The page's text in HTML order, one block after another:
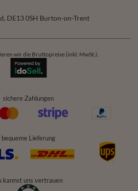
, DE13 0SH Burton-on-Trent
wir die Bruttopreise (inkl. MwSt.).
sichere Zahlungen
bequeme Lieferung
kannst uns vertrauen